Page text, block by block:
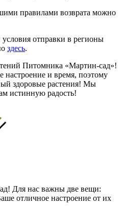
правилами возврата можно
отправки в регионы
здесь.
Питомника «Мартин-сад»!
и время, поэтому
здоровые растения! Мы
истинную радость!
Для нас важны две вещи:
отличное настроение от их